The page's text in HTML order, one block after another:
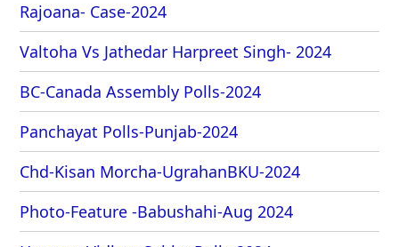
Rajoana- Case-2024
Valtoha Vs Jathedar Harpreet Singh- 2024
BC-Canada Assembly Polls-2024
Panchayat Polls-Punjab-2024
Chd-Kisan Morcha-UgrahanBKU-2024
Photo-Feature -Babushahi-Aug 2024